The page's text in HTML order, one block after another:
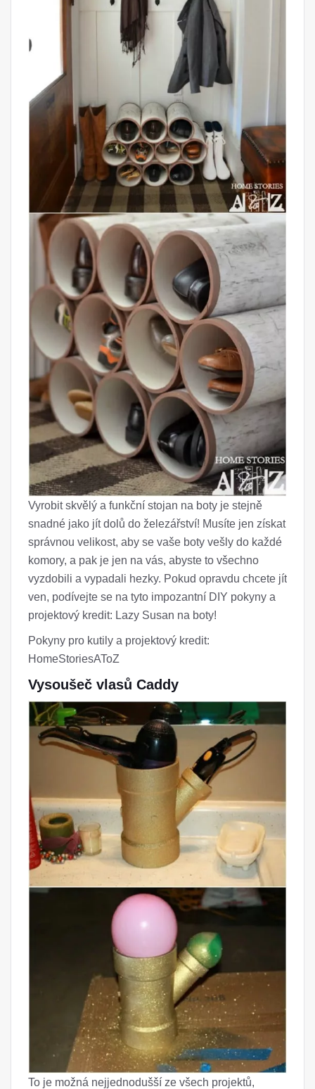
Vyrobit skvělý a funkční stojan na boty je stejně
snadné jako jít dolů do železářství! Musíte jen získat
správnou velikost, aby se vaše boty vešly do každé
komory, a pak je jen na vás, abyste to všechno
vyzdobili a vypadali hezky. Pokud opravdu chcete jít
ven, podívejte se na tyto impozantní DIY pokyny a
projektový kredit: Lazy Susan na boty!
Pokyny pro kutily a projektový kredit:
HomeStoriesAToZ
Vysoušeč vlasů Caddy
To je možná nejjednodušší ze všech projektů,